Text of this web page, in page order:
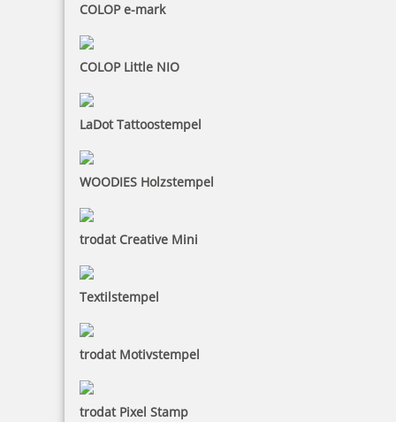
COLOP e-mark
COLOP Little NIO
LaDot Tattoostempel
WOODIES Holzstempel
trodat Creative Mini
Textilstempel
trodat Motivstempel
trodat Pixel Stamp
Trodat Austauschkissen 6/4928 (Trodat 4928, 4928typo, 4958)
4,01 €
inkl. 10 % Rabatt0,45 €
Trodat Austauschkissen 6/4929 (Trodat 4929, 4729)